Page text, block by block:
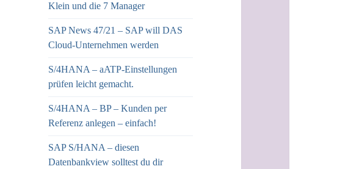
Klein und die 7 Manager
SAP News 47/21 – SAP will DAS
Cloud-Unternehmen werden
S/4HANA – aATP-Einstellungen
prüfen leicht gemacht.
S/4HANA – BP – Kunden per
Referenz anlegen – einfach!
SAP S/HANA – diesen
Datenbankview solltest du dir